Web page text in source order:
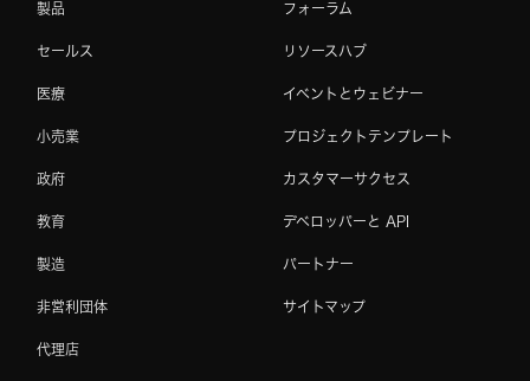
製品
セールス
医療
小売業
政府
教育
製造
非営利団体
代理店
フォーラム
リソースハブ
イベントとウェビナー
プロジェクトテンプレート
カスタマーサクセス
デベロッパーと API
パートナー
サイトマップ